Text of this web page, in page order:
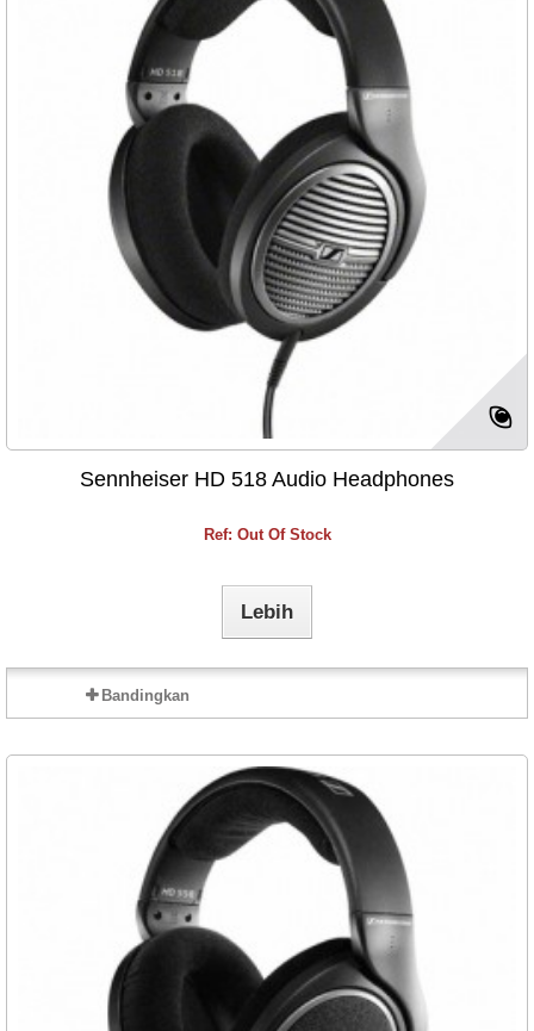
Sennheiser HD 518 Audio Headphones
Ref: Out Of Stock
Lebih
Bandingkan